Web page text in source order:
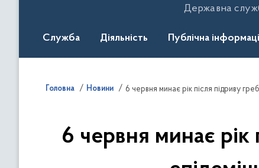
Державна
Служба Діяльність Публічна
Головна Новини
6 червня минає рік